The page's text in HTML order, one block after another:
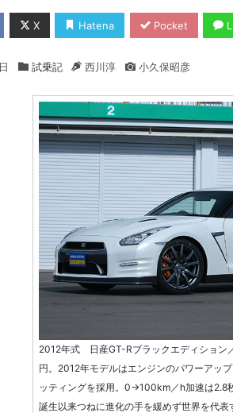
X Hatena Pocket
試乗記 西川淳 小久保昭彦
2012年式 日産GT-Rブラックエディショ
円。2012年モデルはエンジンのパワーアッ
ッティングを採用。0→100km／h加速は2.8
誕生以来つねに進化の手を緩めず世界を代表